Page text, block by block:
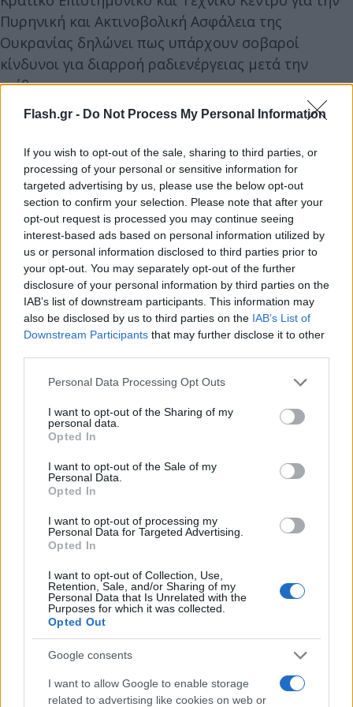
Flash.gr - Do Not Process My Personal Information
If you wish to opt-out of the sale, sharing to third parties, or
processing of your personal or sensitive information for
targeted advertising by us, please use the below opt-out
section to confirm your selection. Please note that after your
opt-out request is processed you may continue seeing
interest-based ads based on personal information utilized by
us or personal information disclosed to third parties prior to
your opt-out. You may separately opt-out of the further
disclosure of your personal information by third parties on the
IAB’s list of downstream participants. This information may
also be disclosed by us to third parties on the IAB’s List of
Downstream Participants that may further disclose it to other
Please note that this website/app uses one or more Google
not limited to your visit or usage behaviour. You may click to
grant or deny consent to Google and its third-party tags to
use your data for below specified purposes in below Google
consent section.
Personal Data Processing Opt Outs
I want to opt-out of the Sharing of my
personal data.
Opted In
I want to opt-out of the Sale of my
Personal Data.
Opted In
I want to opt-out of processing my
Personal Data for Targeted Advertising.
Opted In
I want to opt-out of Collection, Use,
Retention, Sale, and/or Sharing of my
Personal Data that Is Unrelated with the
Purposes for which it was collected.
Opted Out
Google consents
I want to allow Google to enable storage
related to advertising like cookies on web or
Πυρηνική και Ακτινοβολική Ασφάλεια της
Ουκρανίας δηλώνει πως υπάρχουν σοβαροί
κίνδυνοι για διαρροή ραδιενέργειας μετά την
επίθεση.
αποσυναρμολόγηση, καθώς μέσα στο παλιό
κέλυφος υπάρχουν 18 ασταθείς δοκοί που
καθιστούν επικίνδυνη την όποια παρέμβαση.
Μάλιστα, τρεις από αυτούς θα μπορούσαν να
καταρρεύσουν ανά πάσα στιγμή.